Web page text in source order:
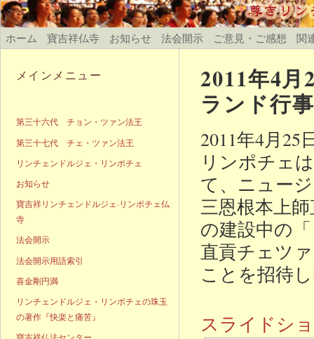
ホーム 寶吉祥仏寺 お知らせ 法会開示 ご意見・ご感想 関
2011年4
ランド行事
2011年4月
リンポチェ
て、ニュー
三恩根本上
の建設中の
直貢チェツ
ことを招待
スライドシ
メインメニュー
第三十六代 チョン・ツァン法王
第三十七代 チェ・ツァン法王
リンチェンドルジェ・リンポチェ
お知らせ
寶吉祥リンチェンドルジェ·リンポチェ仏
寺
法会開示
法会開示用語索引
喜金剛円満
リンチェンドルジェ・リンポチェの珠玉
の著作『快楽と痛苦』